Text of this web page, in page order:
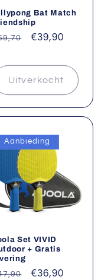
Bat Match
€39,90
Uitverkocht
Aanbieding
Set VIVID
+ Gratis
€36,90